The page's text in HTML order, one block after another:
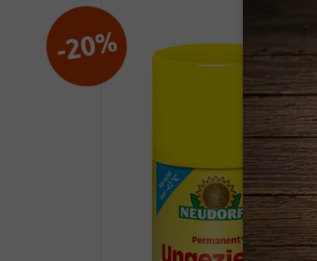
-20%